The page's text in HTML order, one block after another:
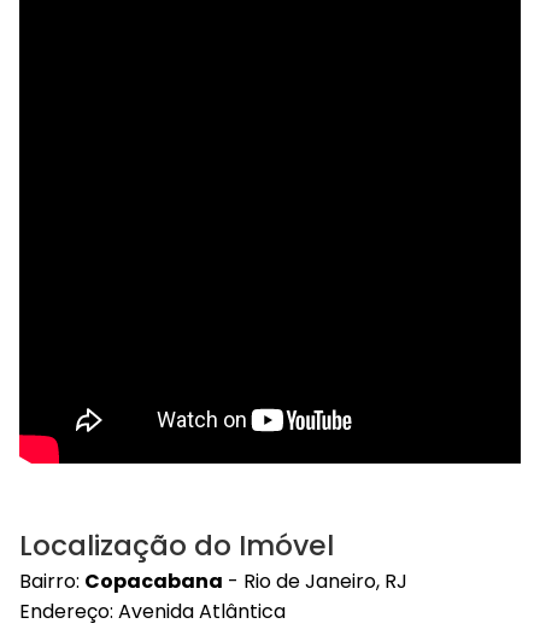
Localização do Imóvel
Bairro: Copacabana - Rio de Janeiro, RJ
Endereço: Avenida Atlântica